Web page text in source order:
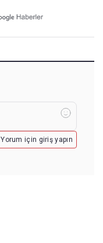
Yorum için giriş yapın